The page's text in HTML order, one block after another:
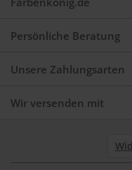
Persönliche Beratung
Unsere Zahlungsarten
Wir versenden mit